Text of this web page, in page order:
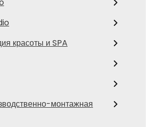
красоты и SPA
монтажная